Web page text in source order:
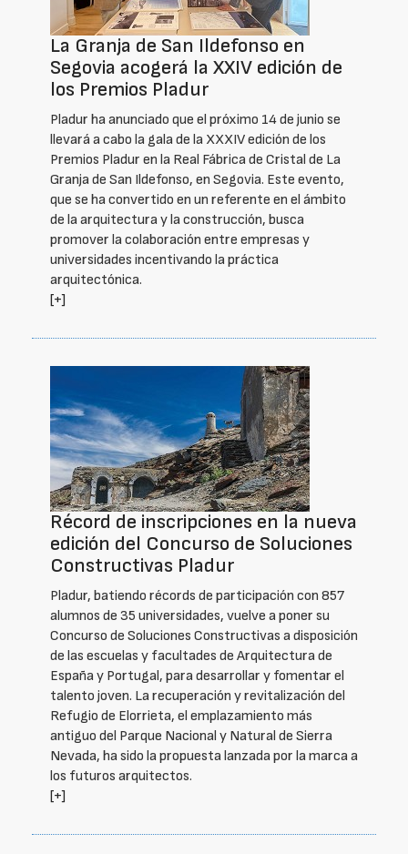
La Granja de San Ildefonso en
Segovia acogerá la XXIV edición de
los Premios Pladur
Pladur ha anunciado que el próximo 14 de junio se
llevará a cabo la gala de la XXXIV edición de los
Premios Pladur en la Real Fábrica de Cristal de La
Granja de San Ildefonso, en Segovia. Este evento,
que se ha convertido en un referente en el ámbito
de la arquitectura y la construcción, busca
promover la colaboración entre empresas y
universidades incentivando la práctica
arquitectónica.
[+]
Récord de inscripciones en la nueva
edición del Concurso de Soluciones
Constructivas Pladur
Pladur, batiendo récords de participación con 857
alumnos de 35 universidades, vuelve a poner su
Concurso de Soluciones Constructivas a disposición
de las escuelas y facultades de Arquitectura de
España y Portugal, para desarrollar y fomentar el
talento joven. La recuperación y revitalización del
Refugio de Elorrieta, el emplazamiento más
antiguo del Parque Nacional y Natural de Sierra
Nevada, ha sido la propuesta lanzada por la marca a
los futuros arquitectos.
[+]